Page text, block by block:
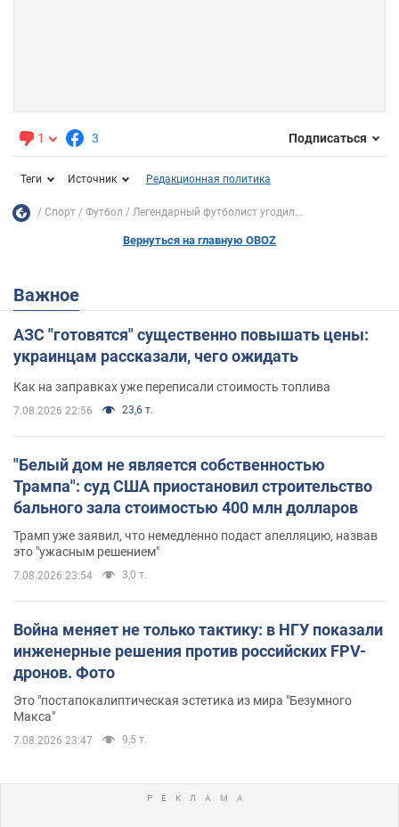
1 3 Подписаться
Теги Источник Редакционная политика
Спорт Футбол Легендарный футболист угодил...
Вернуться на главную OBOZ
Важное
АЗС "готовятся" существенно повышать цены:
украинцам рассказали, чего ожидать
Как на заправках уже переписали стоимость топлива
7.08.2026 22:56 23,6 т.
"Белый дом не является собственностью
Трампа": суд США приостановил строительство
бального зала стоимостью 400 млн долларов
Трамп уже заявил, что немедленно подаст апелляцию, назвав
это "ужасным решением"
7.08.2026 23:54 3,0 т.
Война меняет не только тактику: в НГУ показали
инженерные решения против российских FPV-
дронов. Фото
Это "постапокалиптическая эстетика из мира "Безумного
Макса"
7.08.2026 23:47 9,5 т.